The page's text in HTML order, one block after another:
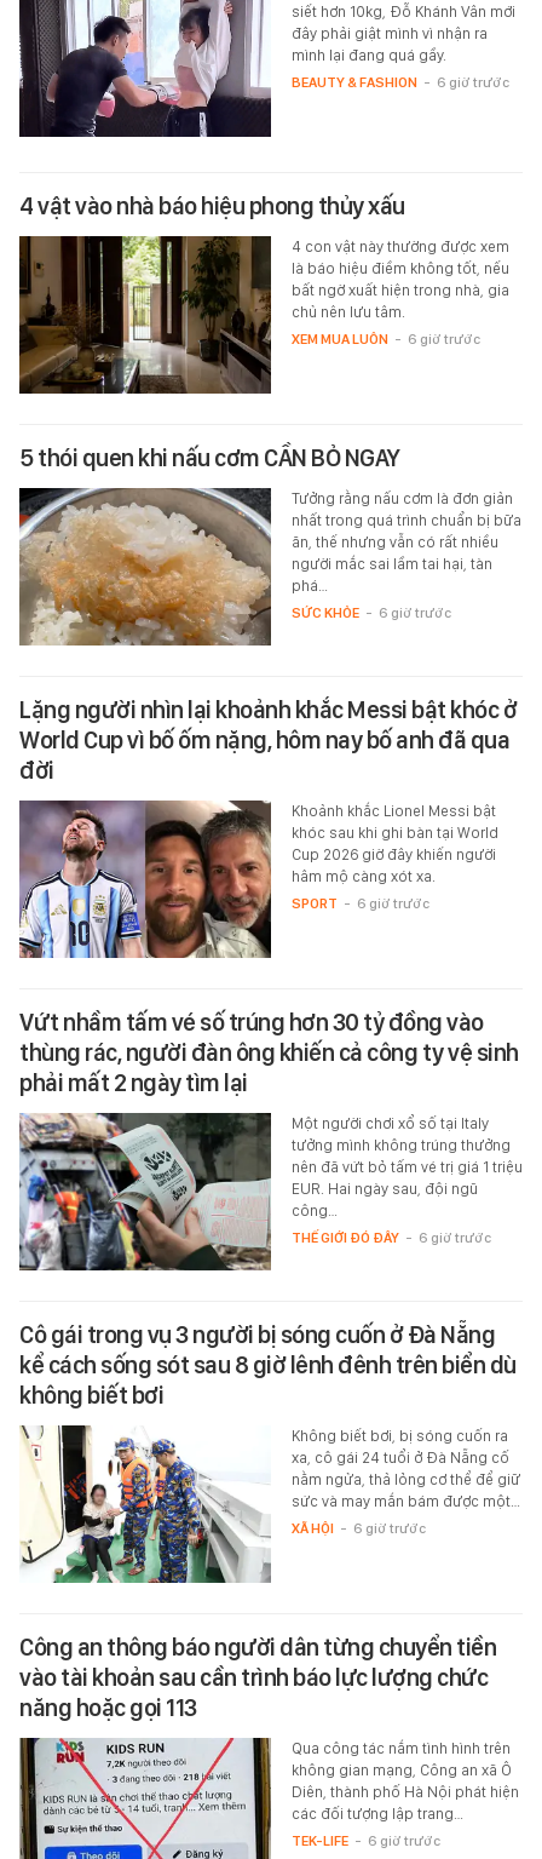
siết hơn 10kg, Đỗ Khánh Vân mới
đây phải giật mình vì nhận ra
mình lại đang quá gầy.
BEAUTY & FASHION - 6 giờ trước
4 vật vào nhà báo hiệu phong thủy xấu
4 con vật này thường được xem
là báo hiệu điềm không tốt, nếu
bất ngờ xuất hiện trong nhà, gia
chủ nên lưu tâm.
XEM MUA LUÔN - 6 giờ trước
5 thói quen khi nấu cơm CẦN BỎ NGAY
Tưởng rằng nấu cơm là đơn giản
nhất trong quá trình chuẩn bị bữa
ăn, thế nhưng vẫn có rất nhiều
người mắc sai lầm tai hại, tàn
phá…
SỨC KHỎE - 6 giờ trước
Lặng người nhìn lại khoảnh khắc Messi bật khóc ở
World Cup vì bố ốm nặng, hôm nay bố anh đã qua
đời
Khoảnh khắc Lionel Messi bật
khóc sau khi ghi bàn tại World
Cup 2026 giờ đây khiến người
hâm mộ càng xót xa.
SPORT - 6 giờ trước
Vứt nhầm tấm vé số trúng hơn 30 tỷ đồng vào
thùng rác, người đàn ông khiến cả công ty vệ sinh
phải mất 2 ngày tìm lại
Một người chơi xổ số tại Italy
tưởng mình không trúng thưởng
nên đã vứt bỏ tấm vé trị giá 1 triệu
EUR. Hai ngày sau, đội ngũ
công…
THẾ GIỚI ĐÓ ĐÂY - 6 giờ trước
Cô gái trong vụ 3 người bị sóng cuốn ở Đà Nẵng
kể cách sống sót sau 8 giờ lênh đênh trên biển dù
không biết bơi
Không biết bơi, bị sóng cuốn ra
xa, cô gái 24 tuổi ở Đà Nẵng cố
nằm ngửa, thả lỏng cơ thể để giữ
sức và may mắn bám được một…
XÃ HỘI - 6 giờ trước
Công an thông báo người dân từng chuyển tiền
vào tài khoản sau cần trình báo lực lượng chức
năng hoặc gọi 113
Qua công tác nắm tình hình trên
không gian mạng, Công an xã Ô
Diên, thành phố Hà Nội phát hiện
các đối tượng lập trang…
TEK-LIFE - 6 giờ trước